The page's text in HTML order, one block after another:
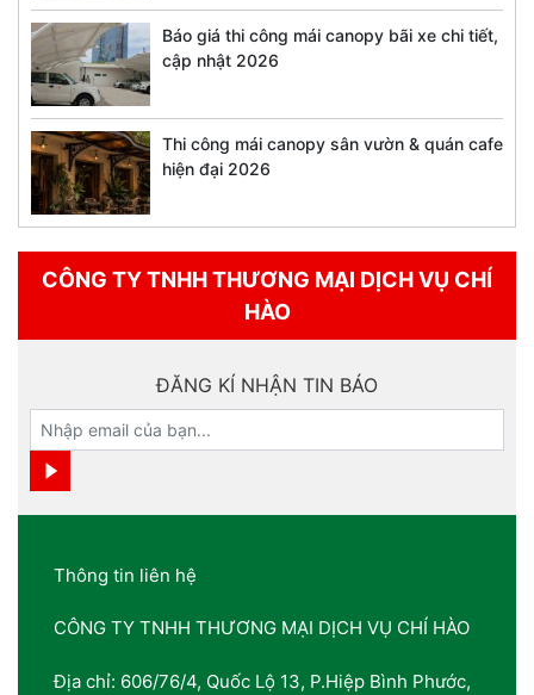
Báo giá thi công mái canopy bãi xe chi tiết,
cập nhật 2026
Thi công mái canopy sân vườn & quán cafe
hiện đại 2026
CÔNG TY TNHH THƯƠNG MẠI DỊCH VỤ CHÍ
HÀO
ĐĂNG KÍ NHẬN TIN BÁO
Thông tin liên hệ
CÔNG TY TNHH THƯƠNG MẠI DỊCH VỤ CHÍ HÀO
Địa chỉ: 606/76/4, Quốc Lộ 13, P.Hiệp Bình Phước,